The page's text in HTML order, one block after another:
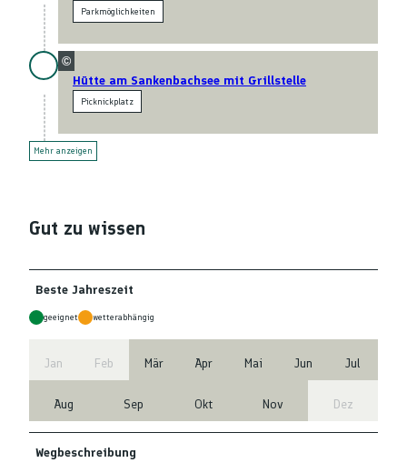
Parkmöglichkeiten
©
Hütte am Sankenbachsee mit Grillstelle
Picknickplatz
Mehr anzeigen
Gut zu wissen
Beste Jahreszeit
geeignet wetterabhängig
Jan Feb Mär Apr Mai Jun Jul
Aug Sep Okt Nov Dez
Wegbeschreibung